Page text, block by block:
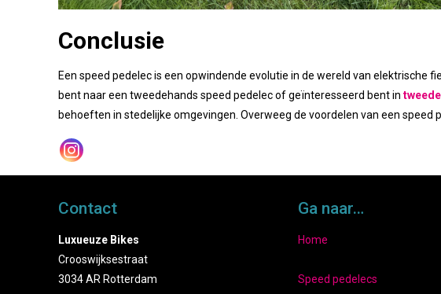
Conclusie
Een speed pedelec is een opwindende evolutie in de wereld van
bent naar een tweedehands speed pedelec of geïnteresseerd bent in
behoeften in stedelijke omgevingen. Overweeg de voordelen van een
Contact
Luxueuze Bikes
Crooswijksestraat
3034 AR Rotterdam
Ga naar…
Home
Speed pedelecs